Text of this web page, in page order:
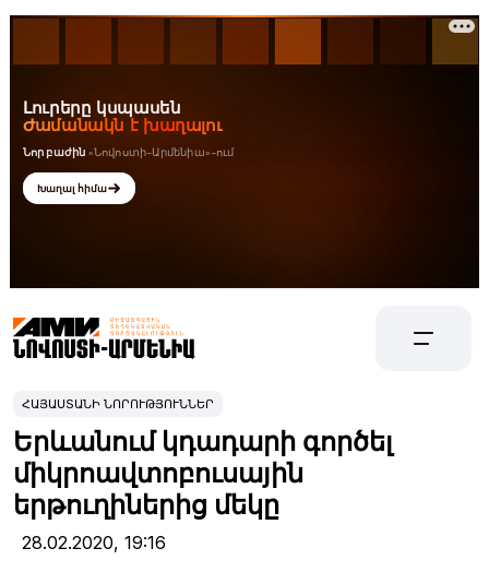
ՀԱՅԱՍՏԱՆԻ ՆՈՐՈՒԹՅՈՒՆՆԵՐ
Երևանում կդադարի գործել
միկրոավտոբուսային
երթուղիներից մեկը
28.02.2020, 19:16